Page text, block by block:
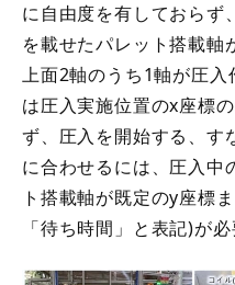
に自由度を有しておらず
を載せたパレット搭載軸
上面2軸のうち1軸が圧
は圧入実施位置のx座標
ず、圧入を開始する、す
に合わせるには、圧入中
ト搭載軸が既定のy座標
「待ち時間」と表記)が必